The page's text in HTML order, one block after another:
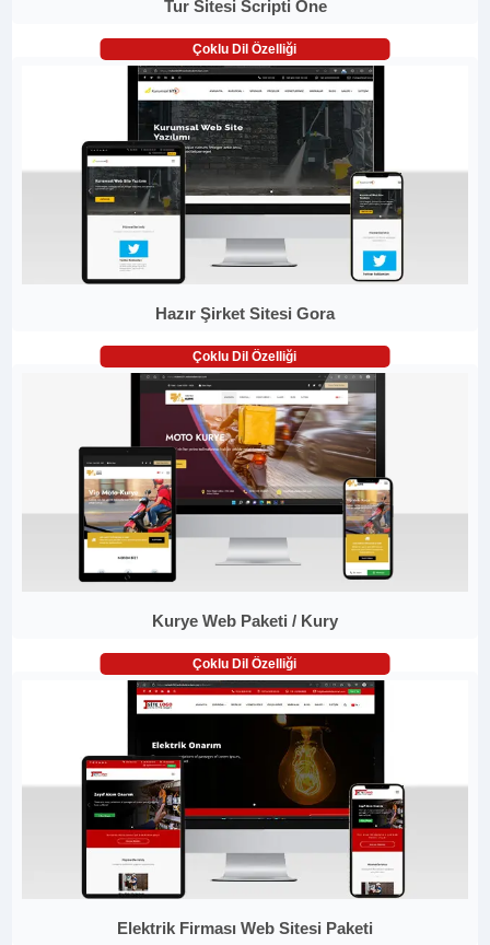
Tur Sitesi Scripti One
Çoklu Dil Özelliği
Hazır Şirket Sitesi Gora
Çoklu Dil Özelliği
Kurye Web Paketi / Kury
Çoklu Dil Özelliği
Elektrik Firması Web Sitesi Paketi